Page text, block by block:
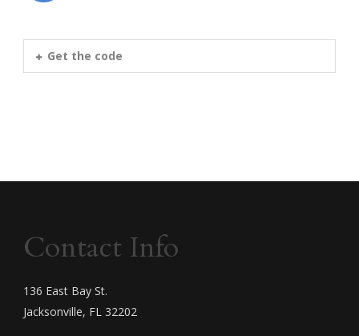
Get the code
Contact Info
136 East Bay St.
Jacksonville, FL 32202